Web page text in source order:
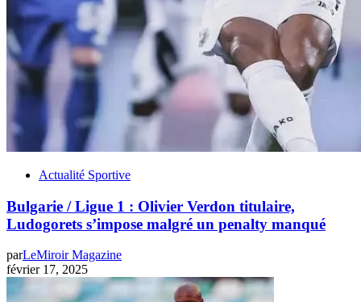
Actualité Sportive
Bulgarie / Ligue 1 : Olivier Verdon titulaire,
Ludogorets s’impose malgré un penalty manqué
parLeMiroir Magazine
février 17, 2025